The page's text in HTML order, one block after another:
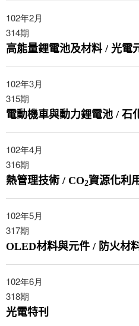
102年2月
314期
高能量鋰電池及材料 / 光電
102年3月
315期
電動機車與動力鋰電池 / 石
102年4月
316期
熱管理技術 / CO2資源化利
102年5月
317期
OLED材料與元件 / 防火材
102年6月
318期
光電特刊